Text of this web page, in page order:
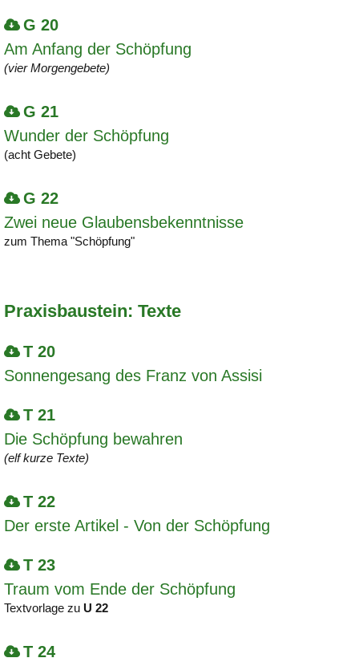
G 20
Am Anfang der Schöpfung
(vier Morgengebete)
G 21
Wunder der Schöpfung
(acht Gebete)
G 22
Zwei neue Glaubensbekenntnisse
zum Thema "Schöpfung"
Praxisbaustein: Texte
T 20
Sonnengesang des Franz von Assisi
T 21
Die Schöpfung bewahren
(elf kurze Texte)
T 22
Der erste Artikel - Von der Schöpfung
T 23
Traum vom Ende der Schöpfung
Textvorlage zu U 22
T 24